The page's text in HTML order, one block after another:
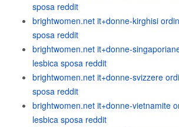
sposa reddit
brightwomen.net it+donne-kirghisi
sposa reddit
brightwomen.net it+donne-
lesbica sposa reddit
brightwomen.net it+donne-svizzere
sposa reddit
brightwomen.net it+donne-vietnamite
lesbica sposa reddit